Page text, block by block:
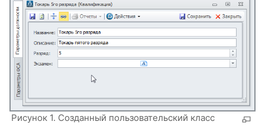
Рисунок 1. Созданный пользовательский класс